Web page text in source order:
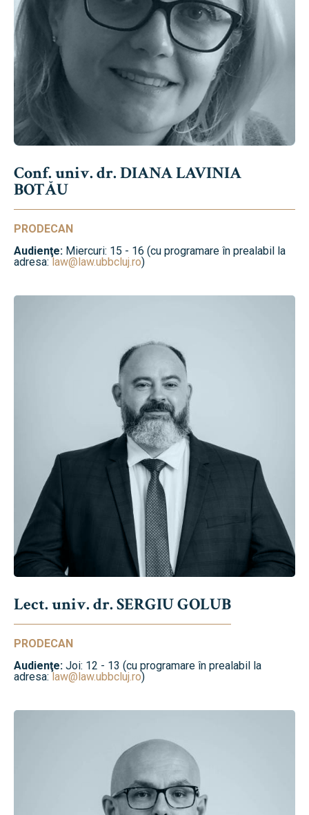
Conf. univ. dr. DIANA LAVINIA
BOTĂU
PRODECAN
Audienţe: Miercuri: 15 - 16 (cu programare în prealabil la
adresa: law@law.ubbcluj.ro)
Lect. univ. dr. SERGIU GOLUB
PRODECAN
Audienţe: Joi: 12 - 13 (cu programare în prealabil la
adresa:law@law.ubbcluj.ro)